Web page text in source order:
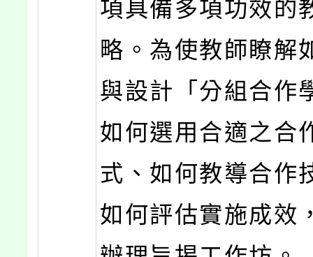
項具備多項功效的
略。為使教師瞭解
與設計「分組合作
如何選用合適之合
式、如何教導合作
如何評估實施成效